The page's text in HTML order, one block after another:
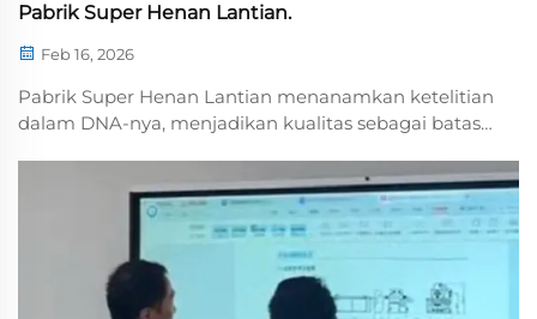
Pabrik Super Henan Lantian.
Feb 16, 2026
Pabrik Super Henan Lantian menanamkan ketelitian
dalam DNA-nya, menjadikan kualitas sebagai batas
dengan inovasi. Mesin perataannya
menyempurnakan setiap detail melalui pengerjaan
presisi tinggi dan mengendalikan setiap proses
dengan standar ketat...